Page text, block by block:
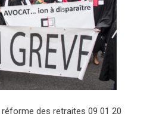
des retraites 09 01 20